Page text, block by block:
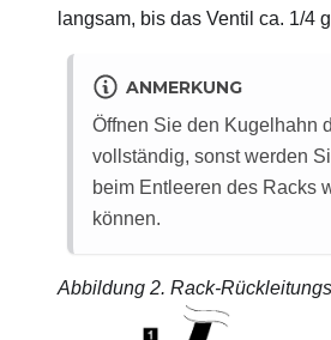
langsam, bis das Ventil ca. 1/4
ANMERKUNG
Öffnen Sie den Kugelhahn
vollständig, sonst werden
beim Entleeren des Racks
können.
Abbildung 2. Rack-